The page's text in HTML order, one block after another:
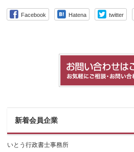
Facebook Hatena twitter
新着会員企業
いとう行政書士事務所